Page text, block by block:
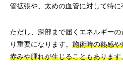
管拡張や、太めの血管に対して特に
ただし、深部まで届くエネルギー
り重要になります。 施術時の熱感
赤みや腫れが生じることもあります